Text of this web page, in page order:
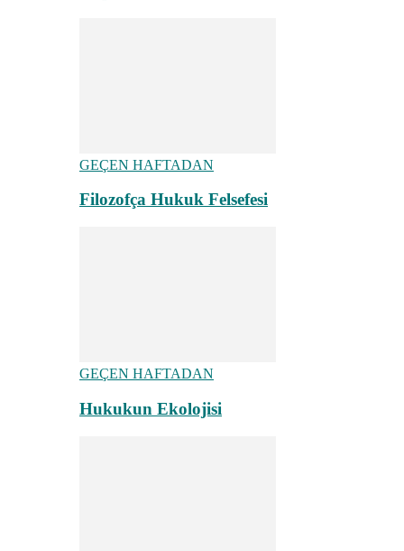
GEÇEN HAFTADAN
Filozofça Hukuk Felsefesi
GEÇEN HAFTADAN
Hukukun Ekolojisi